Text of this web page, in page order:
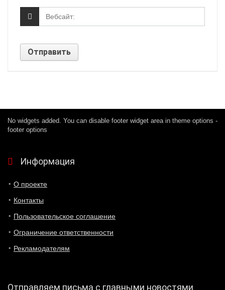
No widgets added. You can disable footer widget area in theme options -
footer options
Информация
О проекте
Контакты
Пользовательское соглашение
Ограничение ответственности
Рекламодателям
Отправляем письма с главными новостями